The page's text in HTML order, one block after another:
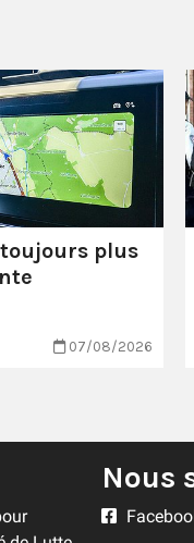
toujours plus
07/08/2026
Nous